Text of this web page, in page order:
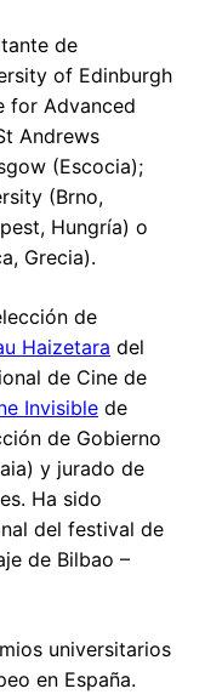
de
of Edinburgh
for Advanced
Andrews
(Escocia);
(Brno,
Hungría) o
Grecia).
de
Haizetara del
de Cine de
Invisible de
de Gobierno
y jurado de
Ha sido
del festival de
de Bilbao –
universitarios
en España.